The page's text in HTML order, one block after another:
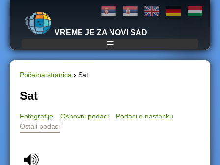
Jump to navigation
VREME JE ZA NOVI SAD
☰
Y
o
u
Početna stranica › Sat
Sat
Fotografije Osnovni podaci
Podaci o nastanku
Ostali podaci